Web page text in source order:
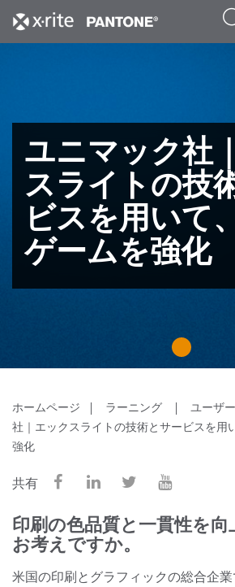
ユニマック社
スライトの技
ビスを用いて
ゲームを強化
1
ホームページ ラーニング ユーザ
社｜エックスライトの技術とサービスを用
強化
共有
印刷の色品質と一貫性を向
お考えですか。
米国の印刷とグラフィックの総合企